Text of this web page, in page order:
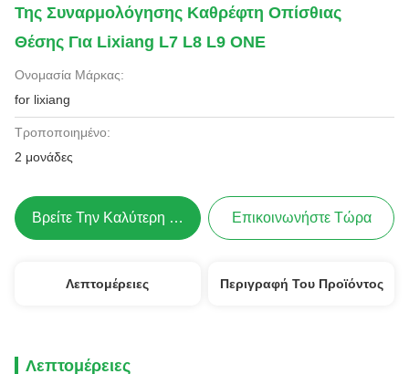
Της Συναρμολόγησης Καθρέφτη Οπίσθιας
Θέσης Για Lixiang L7 L8 L9 ONE
Ονομασία Μάρκας:
for lixiang
Τροποποιημένο:
2 μονάδες
Βρείτε Την Καλύτερη Τιμή Επικοινωνήστε Τώρα
Λεπτομέρειες Περιγραφή Του Προϊόντος
Λεπτομέρειες